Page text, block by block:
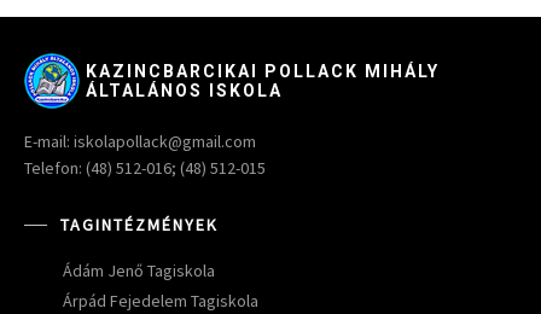
KAZINCBARCIKAI POLLACK MIHÁLY
ÁLTALÁNOS ISKOLA
E-mail: iskolapollack@gmail.com
Telefon: (48) 512-016; (48) 512-015
TAGINTÉZMÉNYEK
Ádám Jenő Tagiskola
Árpád Fejedelem Tagiskola